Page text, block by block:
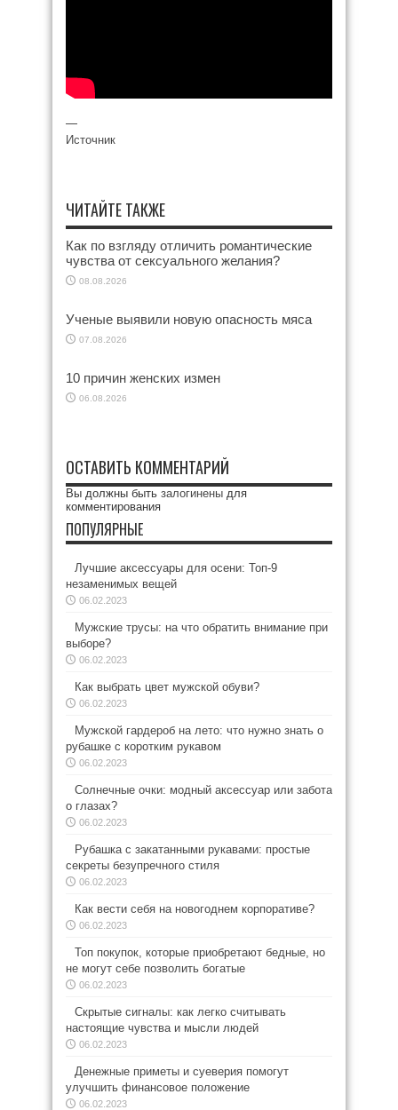
—
Источник
ЧИТАЙТЕ ТАКЖЕ
Как по взгляду отличить романтические
чувства от сексуального желания?
08.08.2026
Ученые выявили новую опасность мяса
07.08.2026
10 причин женских измен
06.08.2026
ОСТАВИТЬ КОММЕНТАРИЙ
Вы должны быть залогинены для
комментирования
ПОПУЛЯРНЫЕ
Лучшие аксессуары для осени: Топ-9
незаменимых вещей
06.02.2023
Мужские трусы: на что обратить внимание при
выборе?
06.02.2023
Как выбрать цвет мужской обуви?
06.02.2023
Мужской гардероб на лето: что нужно знать о
рубашке с коротким рукавом
06.02.2023
Солнечные очки: модный аксессуар или забота
о глазах?
06.02.2023
Рубашка с закатанными рукавами: простые
секреты безупречного стиля
06.02.2023
Как вести себя на новогоднем корпоративе?
06.02.2023
Топ покупок, которые приобретают бедные, но
не могут себе позволить богатые
06.02.2023
Скрытые сигналы: как легко считывать
настоящие чувства и мысли людей
06.02.2023
Денежные приметы и суеверия помогут
улучшить финансовое положение
06.02.2023